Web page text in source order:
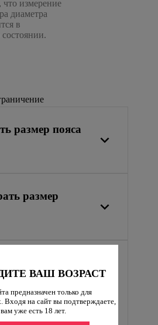
ВАШ ВОЗРАСТ
предназначен только для
Входя на сайт вы подтверждаете,
уже есть 18 лет.
измерение
диаметра
в
размер пояса
размер